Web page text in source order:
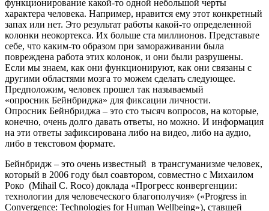
функционирование какой-то одной небольшой черты
характера человека. Например, нравится ему этот конкретный
запах или нет. Это результат работы какой-то определенной
колонки неокортекса. Их больше ста миллионов. Представьте
себе, что каким-то образом при замораживании была
повреждена работа этих колонок, и они были разрушены.
Если мы знаем, как они функционируют, как они связаны с
другими областями мозга то можем сделать следующее.
Предположим, человек прошел так называемый
«опросник Бейнбриджа» для фиксации личности.
Опросник Бейнбриджа – это сто тысяч вопросов, на которые,
конечно, очень долго давать ответы, но можно. И информация
на эти ответы зафиксирована либо на видео, либо на аудио,
либо в текстовом формате.
Бейнбридж – это очень известный в трансгуманизме человек,
который в 2006 году был соавтором, совместно с Михаилом
Роко (Mihail C. Roco) доклада «Прогресс конвергенции:
технологии для человеческого благополучия» («Progress in
Convergence: Technologies for Human Wellbeing»), ставшей